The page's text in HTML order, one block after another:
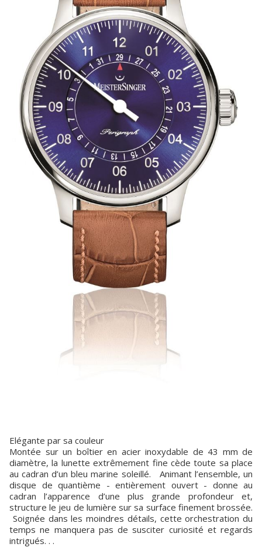
Elégante par sa couleur
Montée sur un boîtier en acier inoxydable de 43 mm de
diamètre, la lunette extrêmement fine cède toute sa place
au cadran d’un bleu marine soleillé. Animant l’ensemble, un
disque de quantième - entièrement ouvert - donne au
cadran l’apparence d’une plus grande profondeur et,
structure le jeu de lumière sur sa surface finement brossée.
Soignée dans les moindres détails, cette orchestration du
temps ne manquera pas de susciter curiosité et regards
intrigués. . .